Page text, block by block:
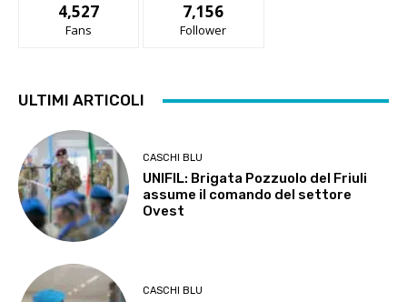
4,527
Fans
7,156
Follower
ULTIMI ARTICOLI
CASCHI BLU
UNIFIL: Brigata Pozzuolo del Friuli
assume il comando del settore
Ovest
CASCHI BLU